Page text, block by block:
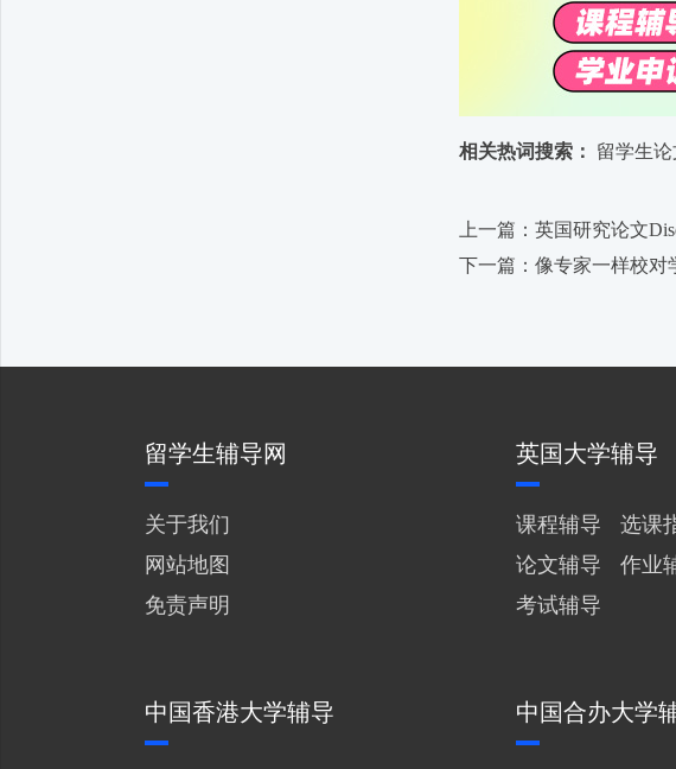
相关热词搜索： 留学生
上一篇：英国研究论文
下一篇：像专家一样校对
留学生辅导网
关于我们
网站地图
免责声明
英国大学辅导
课程辅导
选课
论文辅导
作业
考试辅导
中国香港大学辅导 中国合办大学